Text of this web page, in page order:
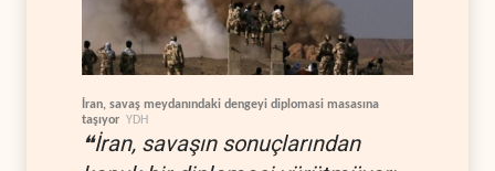
İran, savaş meydanındaki dengeyi diplomasi masasına
taşıyor YDH
❝İran, savaşın sonuçlarından